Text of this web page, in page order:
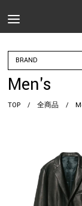
BRAND
Men's
TOP / 全商品 /